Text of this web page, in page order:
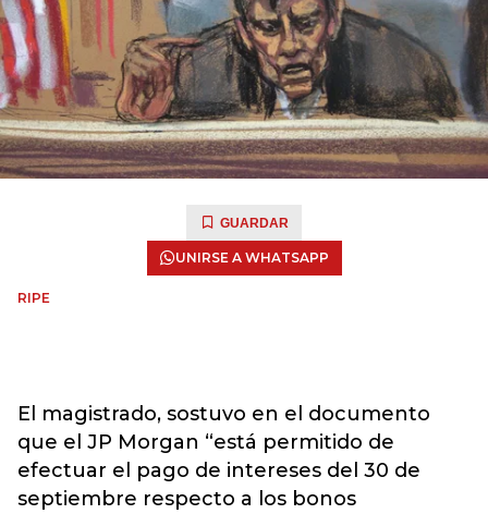
GUARDAR
UNIRSE A WHATSAPP
RIPE
El magistrado, sostuvo en el documento
que el JP Morgan “está permitido de
efectuar el pago de intereses del 30 de
septiembre respecto a los bonos